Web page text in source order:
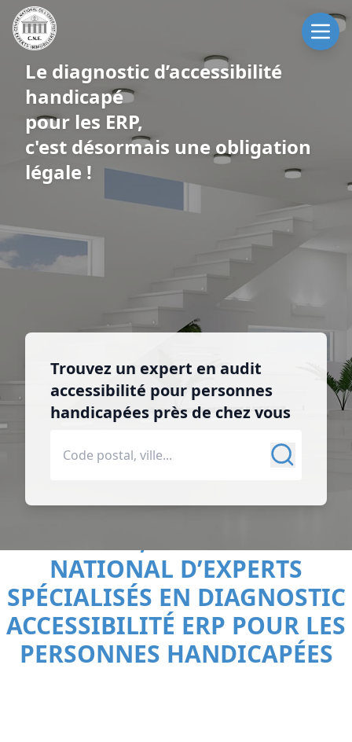
Réalisation d'audit accessibilité
aux personnes handicapés pour
les ERP,
sur toute la France et les DOM
TOM.
Trouvez un expert en audit
accessibilité pour personnes
handicapées près de chez vous
NATIONAL D’EXPERTS
SPÉCIALISÉS EN DIAGNOSTIC
ACCESSIBILITÉ ERP POUR LES
PERSONNES HANDICAPÉES